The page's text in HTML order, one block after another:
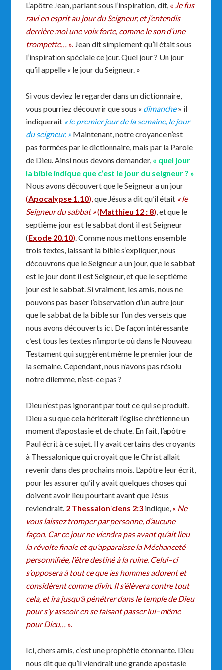
L’apôtre Jean, parlant sous l’inspiration, dit, « Je fus
ravi en esprit au jour du Seigneur, et j’entendis
derrière moi une voix forte, comme le son d’une
trompette… ». Jean dit simplement qu’il était sous
l’inspiration spéciale ce jour. Quel jour ? Un jour
qu’il appelle « le jour du Seigneur. »
Si vous deviez le regarder dans un dictionnaire,
vous pourriez découvrir que sous « dimanche» il
indiquerait « le premier jour de la semaine, le jour
du seigneur. »Maintenant, notre croyance n’est
pas formées par le dictionnaire, mais par la Parole
de Dieu. Ainsi nous devons demander, « quel jour
la bible indique que c’est le jour du seigneur ? »
Nous avons découvert que le Seigneur a un jour
(Apocalypse 1.10),que Jésus a dit qu’il était « le
Seigneur du sabbat »(Matthieu 12 : 8), et que le
septième jour est le sabbat dont il est Seigneur
(Exode 20.10). Comme nous mettons ensemble
trois textes, laissant la bible s’expliquer, nous
découvrons que le Seigneur a un jour, que le sabbat
est le jour dont il est Seigneur, et que le septième
jour est le sabbat. Si vraiment, les amis, nous ne
pouvons pas baser l’observation d’un autre jour
que le sabbat de la bible sur l’un des versets que
nous avons découverts ici. De façon intéressante
c’est tous les textes n’importe où dans le Nouveau
Testament qui suggèrent même le premier jour de
la semaine. Cependant, nous n’avons pas résolu
notre dilemme, n’est-ce pas ?
Dieu n’est pas ignorant par tout ce qui se produit.
Dieu a su que cela hériterait l’église chrétienne un
moment d’apostasie et de chute. En fait, l’apôtre
Paul écrit à ce sujet. Il y avait certains des croyants
à Thessalonique qui croyait que le Christ allait
revenir dans des prochains mois. L’apôtre leur écrit,
pour les assurer qu’il y avait quelques choses qui
doivent avoir lieu pourtant avant que Jésus
reviendrait. 2 Thessaloniciens 2:3 indique, « Ne
vous laissez tromper par personne, d’aucune
façon. Car ce jour ne viendra pas avant qu’ait lieu
la révolte finale et qu’apparaisse la Méchanceté
personnifiée, l’être destiné à la ruine. Celui–ci
s’opposera à tout ce que les hommes adorent et
considèrent comme divin. Il s’élèvera contre tout
cela, et ira jusqu’à pénétrer dans le temple de Dieu
pour s’y asseoir en se faisant passer lui–même
pour Dieu… ».
Ici, chers amis, c’est une prophétie étonnante. Dieu
nous dit que qu’il viendrait une grande apostasie